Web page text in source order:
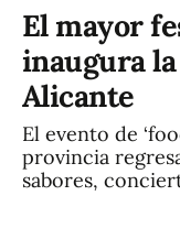
El mayor
inaugura
Alicante
El evento de
provincia
sabores,